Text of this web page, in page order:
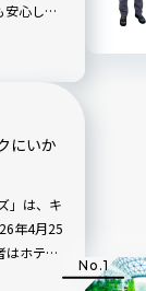
心して
られる
にいか
」は、キ
年4月25
はホテル